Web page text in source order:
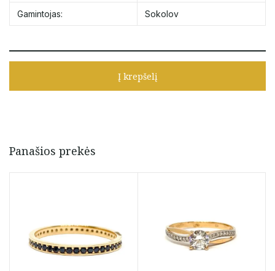
Gamintojas: Sokolov
Į krepšelį
Panašios prekės